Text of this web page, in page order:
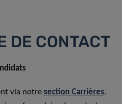
DE CONTACT
via notre section Carrières.